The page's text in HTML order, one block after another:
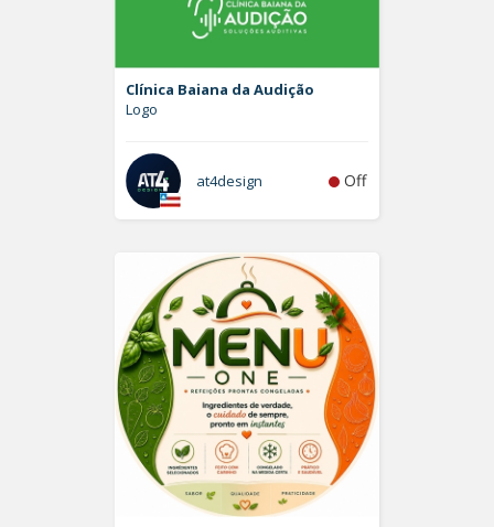
Clínica Baiana da Audição
Logo
at4design Off